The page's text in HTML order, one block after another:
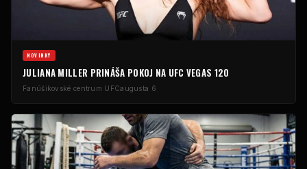
NOVINKY
JULIANA MILLER PRINÁŠA POKOJ NA UFC VEGAS 120
Fanúšikovské centrum UFCaugusta 6